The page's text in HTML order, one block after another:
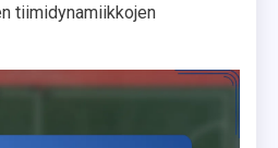
tiimidynamiikkojen